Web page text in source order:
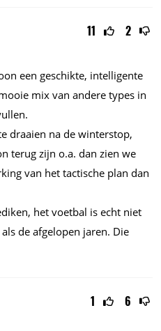
11 2
een geschikte, intelligente
mix van andere types in
draaien na de winterstop,
terug zijn o.a. dan zien we
van het tactische plan dan
het voetbal is echt niet
de afgelopen jaren. Die
1 6